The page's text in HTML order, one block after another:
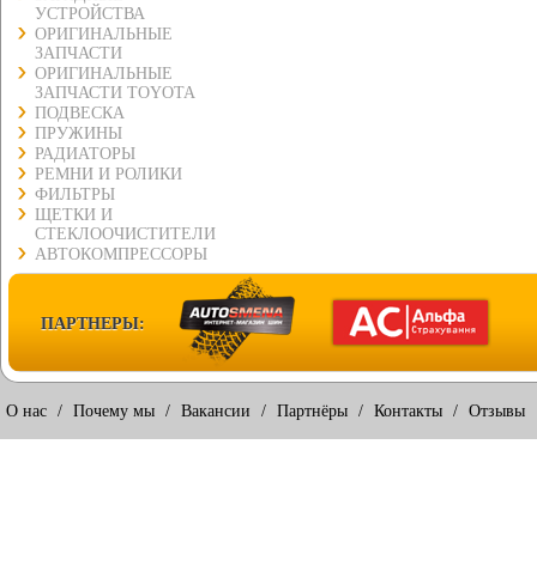
УСТРОЙСТВА
ОРИГИНАЛЬНЫЕ
ЗАПЧАСТИ
ОРИГИНАЛЬНЫЕ
ЗАПЧАСТИ TOYOTA
ПОДВЕСКА
ПРУЖИНЫ
РАДИАТОРЫ
РЕМНИ И РОЛИКИ
ФИЛЬТРЫ
ЩЕТКИ И
СТЕКЛООЧИСТИТЕЛИ
АВТОКОМПРЕССОРЫ
ПАРТНЕРЫ:
О нас / Почему мы / Вакансии / Партнёры / Контакты / Отзывы